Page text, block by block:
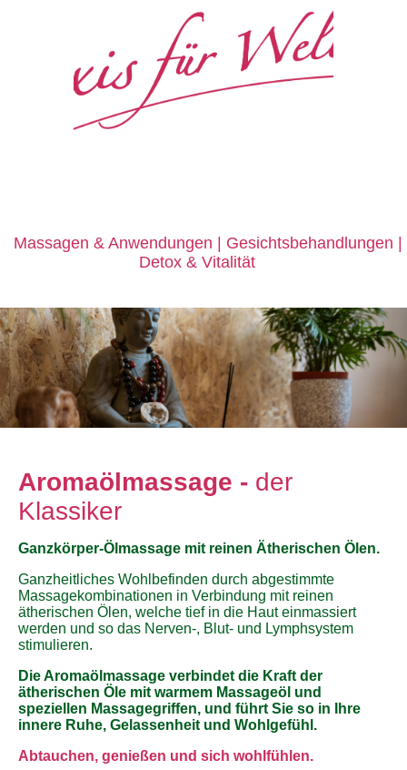
Massagen & Anwendungen | Gesichtsbehandlungen |
Detox &Vitalität
Aromaölmassage - der
Klassiker
Ganzkörper-Ölmassage mit reinen Ätherischen Ölen.
Ganzheitliches Wohlbefinden durch abgestimmte
Massagekombinationen in Verbindung mit reinen
ätherischen Ölen, welche tief in die Haut einmassiert
werden und so das Nerven-, Blut- und Lymphsystem
stimulieren.
Die Aromaölmassage verbindet die Kraft der
ätherischen Öle mit warmem Massageöl und
speziellen Massagegriffen, und führt Sie so in Ihre
innere Ruhe, Gelassenheit und Wohlgefühl.
Abtauchen, genießen und sich wohlfühlen.